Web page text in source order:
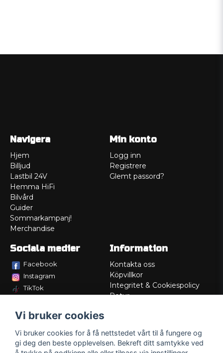
Navigera
Hjem
Billjud
Lastbil 24V
Hemma HiFi
Bilvård
Guider
Sommarkampanj!
Merchandise
Min konto
Logg inn
Registrere
Glemt passord?
Sociala medier
Facebook
Instagram
TikTok
Information
Kontakta oss
Köpvillkor
Integritet & Cookiespolicy
Retur
Lådritning
Om oss
Vi bruker cookies
Vi bruker cookies for å få nettstedet vårt til å fungere og
gi deg den beste opplevelsen. Bekreft ditt samtykke ved